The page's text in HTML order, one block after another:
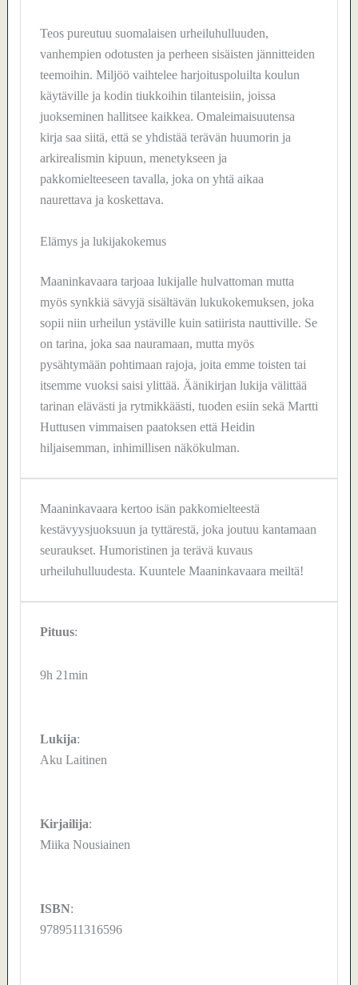
Teos pureutuu suomalaisen urheiluhulluuden,
vanhempien odotusten ja perheen sisäisten jännitteiden
teemoihin. Miljöö vaihtelee harjoituspoluilta koulun
käytäville ja kodin tiukkoihin tilanteisiin, joissa
juokseminen hallitsee kaikkea. Omaleimaisuutensa
kirja saa siitä, että se yhdistää terävän huumorin ja
arkirealismin kipuun, menetykseen ja
pakkomielteeseen tavalla, joka on yhtä aikaa
naurettava ja koskettava.
Elämys ja lukijakokemus
Maaninkavaara tarjoaa lukijalle hulvattoman mutta
myös synkkiä sävyjä sisältävän lukukokemuksen, joka
sopii niin urheilun ystäville kuin satiirista nauttiville. Se
on tarina, joka saa nauramaan, mutta myös
pysähtymään pohtimaan rajoja, joita emme toisten tai
itsemme vuoksi saisi ylittää. Äänikirjan lukija välittää
tarinan elävästi ja rytmikkäästi, tuoden esiin sekä Martti
Huttusen vimmaisen paatoksen että Heidin
hiljaisemman, inhimillisen näkökulman.
Maaninkavaara kertoo isän pakkomielteestä
kestävyysjuoksuun ja tyttärestä, joka joutuu kantamaan
seuraukset. Humoristinen ja terävä kuvaus
urheiluhulluudesta. Kuuntele Maaninkavaara meiltä!
Pituus:
9h 21min
Lukija:
Aku Laitinen
Kirjailija:
Miika Nousiainen
ISBN:
9789511316596